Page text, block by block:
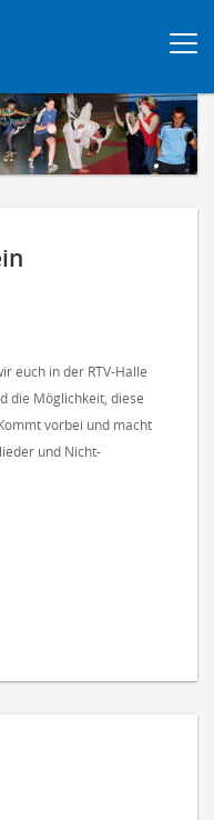
euch in der RTV-Halle
die Möglichkeit, diese
vorbei und macht
und Nicht-